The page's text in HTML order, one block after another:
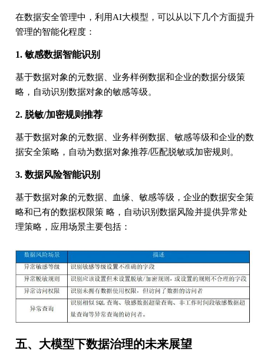
在数据安全管理中，利用AI大模型，可以从以下几个方面提升
管理的智能化程度：
1. 敏感数据智能识别
基于数据对象的元数据、业务样例数据和企业的数据分级策
略，自动识别数据对象的敏感等级。
2. 脱敏/加密规则推荐
基于数据对象的元数据、业务样例数据、敏感等级和企业的数
据安全策略，自动为数据对象推荐/匹配脱敏或加密规则。
3. 数据风险智能识别
基于数据对象的元数据、血缘、敏感等级，企业的数据安全策
略和已有的数据权限策 略，自动识别数据风险并提供异常处
理策略，应用场景主要包括：
五、大模型下数据治理的未来展望